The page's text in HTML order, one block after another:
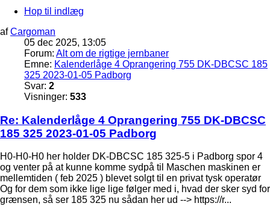
Hop til indlæg
afCargoman
05 dec 2025, 13:05
Forum: Alt om de rigtige jernbaner
Emne: Kalenderlåge 4 Oprangering 755 DK-DBCSC 185
325 2023-01-05 Padborg
Svar: 2
Visninger: 533
Re: Kalenderlåge 4 Oprangering 755 DK-DBCSC
185 325 2023-01-05 Padborg
H0-H0-H0 her holder DK-DBCSC 185 325-5 i Padborg spor 4
og venter på at kunne komme sydpå til Maschen maskinen er
mellemtiden ( feb 2025 ) blevet solgt til en privat tysk operatør
Og for dem som ikke lige lige følger med i, hvad der sker syd for
grænsen, så ser 185 325 nu sådan her ud --> https://r...